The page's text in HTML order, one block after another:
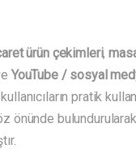
ürün çekimleri,
YouTube / sosyal
pratik
önünde bulundurularak